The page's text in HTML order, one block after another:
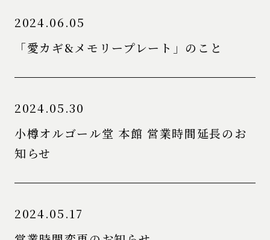
2024.06.05
「愛カギ&メモリープレート」のこと
2024.05.30
小樽オルゴール堂 本館 営業時間延長のお
知らせ
2024.05.17